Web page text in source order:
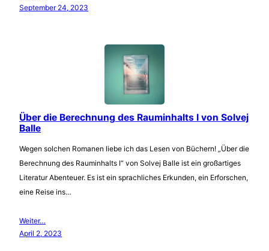
September 24, 2023
Über die Berechnung des Rauminhalts I von Solvej
Balle
Wegen solchen Romanen liebe ich das Lesen von Büchern! „Über die
Berechnung des Rauminhalts I“ von Solvej Balle ist ein großartiges
Literatur Abenteuer. Es ist ein sprachliches Erkunden, ein Erforschen,
eine Reise ins…
Weiter…
April 2, 2023